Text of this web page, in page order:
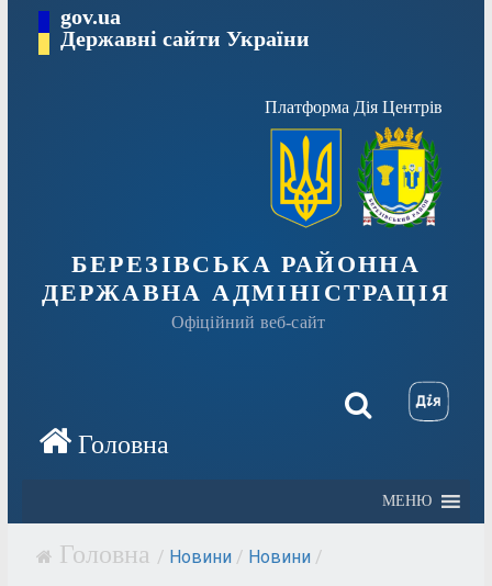
Перейтиgov.ua
Державні сайти України
Платформа Дія Центрів
БЕРЕЗІВСЬКА РАЙОННА
ДЕРЖАВНА АДМІНІСТРАЦІЯ
Офіційний веб-сайт
МЕНЮ
/ Новини / Новини /